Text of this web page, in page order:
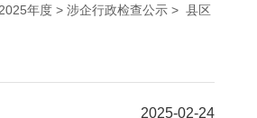
2025年度 > 涉企行政检查公示 > 县区
2025-02-24